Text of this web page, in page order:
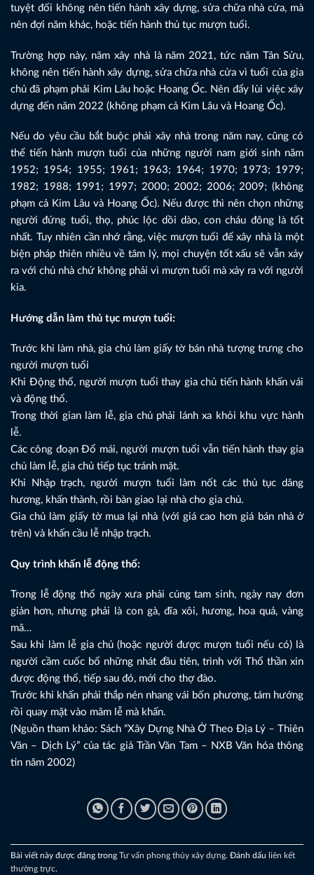
tuyệt đối không nên tiến hành xây dựng, sửa chữa nhà cửa, mà
nên đợi năm khác, hoặc tiến hành thủ tục mượn tuổi.
Trường hợp này, năm xây nhà là năm 2021, tức năm Tân Sửu,
không nên tiến hành xây dựng, sửa chữa nhà cửa vì tuổi của gia
chủ đã phạm phải Kim Lâu hoặc Hoang Ốc. Nên đẩy lùi việc xây
dựng đến năm 2022 (không phạm cả Kim Lâu và Hoang Ốc).
Nếu do yêu cầu bắt buộc phải xây nhà trong năm nay, cũng có
thể tiến hành mượn tuổi của những người nam giới sinh năm
1952; 1954; 1955; 1961; 1963; 1964; 1970; 1973; 1979;
1982; 1988; 1991; 1997; 2000; 2002; 2006; 2009; (không
phạm cả Kim Lâu và Hoang Ốc). Nếu được thì nên chọn những
người đứng tuổi, thọ, phúc lộc dồi dào, con cháu đông là tốt
nhất. Tuy nhiên cần nhớ rằng, việc mượn tuổi để xây nhà là một
biện pháp thiên nhiều về tâm lý, mọi chuyện tốt xấu sẽ vẫn xảy
ra với chủ nhà chứ không phải vì mượn tuổi mà xảy ra với người
kia.
Hướng dẫn làm thủ tục mượn tuổi:
Trước khi làm nhà, gia chủ làm giấy tờ bán nhà tượng trưng cho
người mượn tuổi
Khi Động thổ, người mượn tuổi thay gia chủ tiến hành khấn vái
và động thổ.
Trong thời gian làm lễ, gia chủ phải lánh xa khỏi khu vực hành
lễ.
Các công đoạn Đổ mái, người mượn tuổi vẫn tiến hành thay gia
chủ làm lễ, gia chủ tiếp tục tránh mặt.
Khi Nhập trạch, người mượn tuổi làm nốt các thủ tục dâng
hương, khấn thành, rồi bàn giao lại nhà cho gia chủ.
Gia chủ làm giấy tờ mua lại nhà (với giá cao hơn giá bán nhà ở
trên) và khấn cầu lễ nhập trạch.
Quy trình khấn lễ động thổ:
Trong lễ động thổ ngày xưa phải cúng tam sinh, ngày nay đơn
giản hơn, nhưng phải là con gà, đĩa xôi, hương, hoa quả, vàng
mã…
Sau khi làm lễ gia chủ (hoặc người được mượn tuổi nếu có) là
người cầm cuốc bổ những nhát đầu tiên, trình với Thổ thần xin
được động thổ, tiếp sau đó, mới cho thợ đào.
Trước khi khấn phải thắp nén nhang vái bốn phương, tám hướng
rồi quay mặt vào mâm lễ mà khấn.
(Nguồn tham khảo: Sách “Xây Dựng Nhà Ở Theo Địa Lý – Thiên
Văn – Dịch Lý” của tác giả Trần Văn Tam – NXB Văn hóa thông
tin năm 2002)
Bài viết này được đăng trong Tư vấn phong thủy xây dựng. Đánh dấu liên kết
thường trực.